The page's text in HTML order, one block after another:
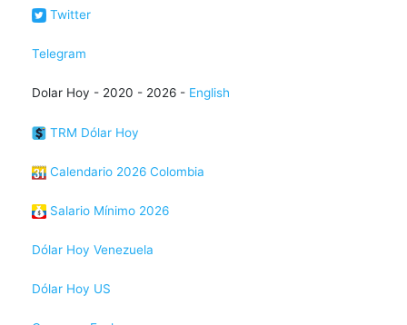
Twitter
Telegram
Dolar Hoy - 2020 - 2026 - English
TRM Dólar Hoy
Calendario 2026 Colombia
Salario Mínimo 2026
Dólar Hoy Venezuela
Dólar Hoy US